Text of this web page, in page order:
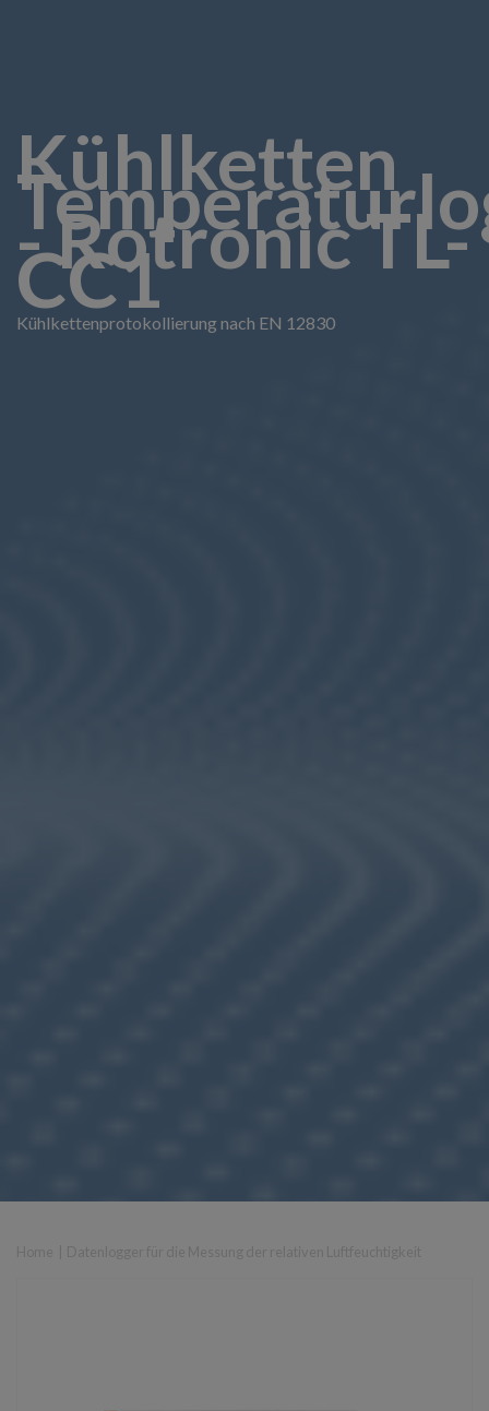
Kühlketten
- Rotronic TL-
CC1
Kühlkettenprotokollierung nach EN 12830